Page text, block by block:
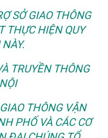
SỞ GIAO THÔNG
THỰC HIỆN QUY
TRUYỀN THÔNG
THÔNG VẬN
PHỐ VÀ CÁC CƠ